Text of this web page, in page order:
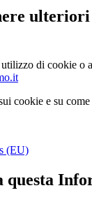
ulteriori
di cookie o
cookie e su
(EU)
questa